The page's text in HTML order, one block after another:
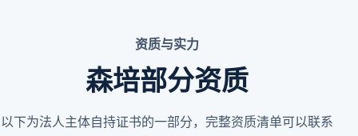
资质与实力
森培部分资质
以下为法人主体自持证书的一部分，完整资质清单可以联系